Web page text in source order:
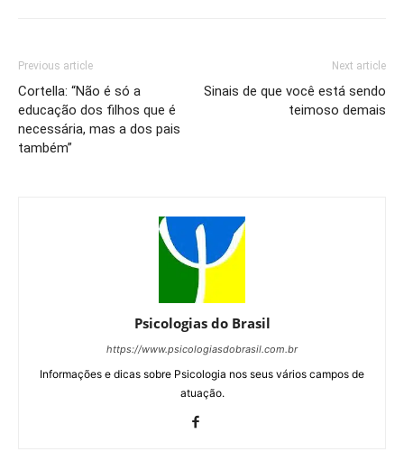
Previous article
Cortella: “Não é só a
educação dos filhos que é
necessária, mas a dos pais
também”
Next article
Sinais de que você está sendo
teimoso demais
Psicologias do Brasil
https://www.psicologiasdobrasil.com.br
Informações e dicas sobre Psicologia nos seus vários campos de
atuação.